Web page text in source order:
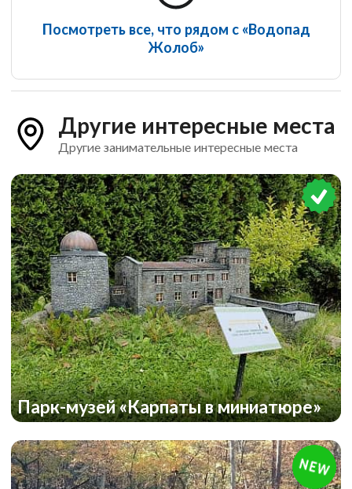
Посмотреть все, что рядом с «Водопад
Жолоб»
Другие интересные места
Другие занимательные интересные места
Парк-музей «Карпаты в миниатюре»